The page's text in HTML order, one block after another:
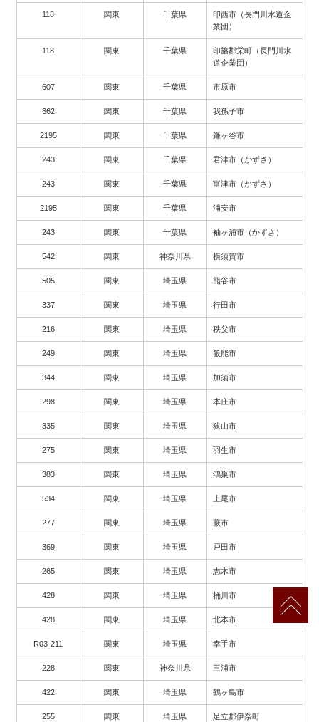
118 関東 千葉県
印西市（長門川水道企
業団）
118 関東 千葉県
印旛郡栄町（長門川水
道企業団）
607 関東 千葉県 市原市
362 関東 千葉県 我孫子市
2195 関東 千葉県 鎌ヶ谷市
243 関東 千葉県 君津市（かずさ）
243 関東 千葉県 富津市（かずさ）
2195 関東 千葉県 浦安市
243 関東 千葉県 袖ヶ浦市（かずさ）
542 関東 神奈川県 横須賀市
505 関東 埼玉県 熊谷市
337 関東 埼玉県 行田市
216 関東 埼玉県 秩父市
249 関東 埼玉県 飯能市
344 関東 埼玉県 加須市
298 関東 埼玉県 本庄市
335 関東 埼玉県 狭山市
275 関東 埼玉県 羽生市
383 関東 埼玉県 鴻巣市
534 関東 埼玉県 上尾市
277 関東 埼玉県 蕨市
369 関東 埼玉県 戸田市
265 関東 埼玉県 志木市
428 関東 埼玉県 桶川市
428 関東 埼玉県 北本市
R03-211 関東 埼玉県 幸手市
228 関東 神奈川県 三浦市
422 関東 埼玉県 鶴ヶ島市
255 関東 埼玉県 足立郡伊奈町